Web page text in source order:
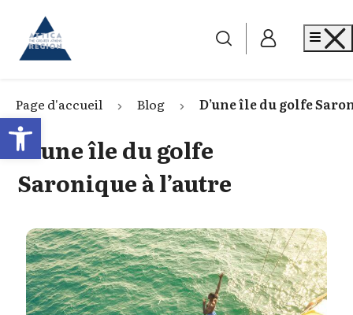
Open toolbar
Go to home
Page d'accueil Blog D’une île du golfe
D’une île du golfe
Saronique à l’autre